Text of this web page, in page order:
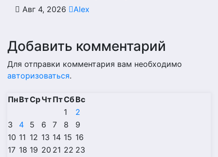
Авг 4, 2026 Alex
Добавить комментарий
Для отправки комментария вам необходимо
авторизоваться.
ПнВтСрЧтПтСбВс
1
2
3
4 5 6 7 8
9
10 11 12 13 14 15 16
17 18 19 20 21 22 23